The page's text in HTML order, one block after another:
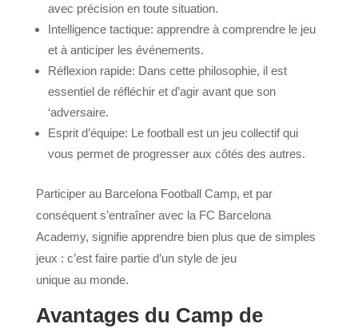
avec précision en toute situation.
Intelligence tactique: apprendre à comprendre le jeu
et à anticiper les événements.
Réflexion rapide: Dans cette philosophie, il est
essentiel de réfléchir et d’agir avant que son
‘adversaire.
Esprit d’équipe: Le football est un jeu collectif qui
vous permet de progresser aux côtés des autres.
Participer au Barcelona Football Camp, et par
conséquent s’entraîner avec la FC Barcelona
Academy, signifie apprendre bien plus que de simples
jeux : c’est faire partie d’un style de jeu
unique au monde.
Avantages du Camp de